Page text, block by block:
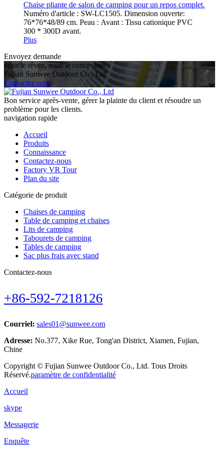
Chaise pliante de salon de camping pour un repos complet.
Numéro d'article : SW-LC1505. Dimension ouverte:
76*76*48/89 cm. Peau : Avant : Tissu cationique PVC
300 * 300D avant.
Plus
Envoyez demande
vous le rêvez, nous le concevons
Fujian Sunwee Outdoor Co., Ltd
Contactez-nous
Bon service après-vente, gérer la plainte du client et résoudre un
problème pour les clients.
navigation rapide
Accueil
Produits
Connaissance
Contactez-nous
Factory VR Tour
Plan du site
Catégorie de produit
Chaises de camping
Table de camping et chaises
Lits de camping
Tabourets de camping
Tables de camping
Sac plus frais avec stand
Contactez-nous
+86-592-7218126
Courriel: sales01@sunwee.com
Adresse: No.377, Xike Rue, Tong'an District, Xiamen, Fujian,
Chine
Copyright © Fujian Sunwee Outdoor Co., Ltd. Tous Droits
Réservé.paramètre de confidentialité
Accueil
skype
Messagerie
Enquête